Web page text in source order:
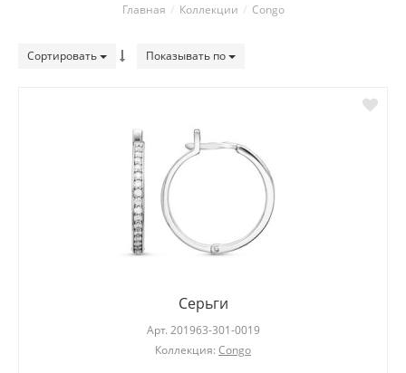
Главная Коллекции Congo
Сортировать Показывать по
Серьги
Арт. 201963-301-0019
Коллекция: Congo